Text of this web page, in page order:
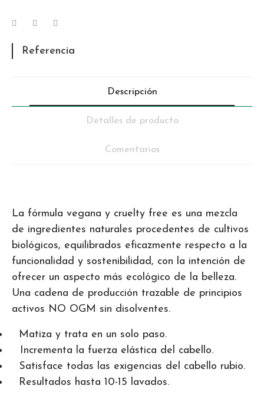
Referencia
Descripción
Detalles de producto
Comentarios
La fórmula vegana y cruelty free es una mezcla
de ingredientes naturales procedentes de cultivos
biológicos, equilibrados eficazmente respecto a la
funcionalidad y sostenibilidad, con la intención de
ofrecer un aspecto más ecológico de la belleza.
Una cadena de producción trazable de principios
activos NO OGM sin disolventes.
Matiza y trata en un solo paso.
Incrementa la fuerza elástica del cabello.
Satisface todas las exigencias del cabello rubio.
Resultados hasta 10-15 lavados.